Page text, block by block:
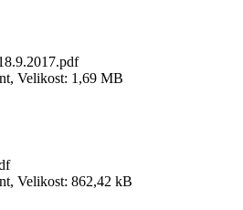
Velikost: 1,69 MB
Velikost: 862,42 kB